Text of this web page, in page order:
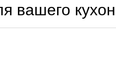
вашего